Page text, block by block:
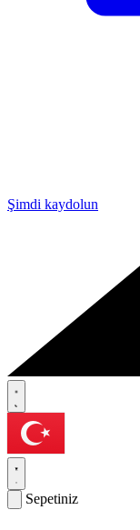
Şimdi kaydolun
Sepetiniz